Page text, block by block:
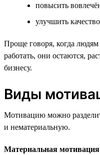
повысить
улучшить
Проще говоря, когда
работать, они остаются,
бизнесу.
Виды
Мотивацию можно
и нематериальную.
Материальная мотивация